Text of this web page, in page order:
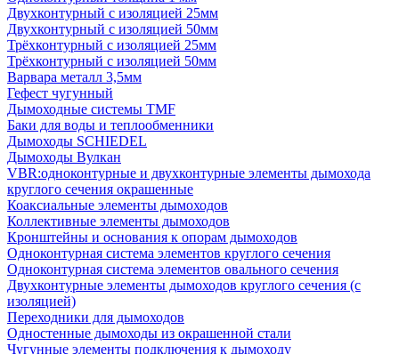
Двухконтурный с изоляцией 25мм
Двухконтурный с изоляцией 50мм
Трёхконтурный с изоляцией 25мм
Трёхконтурный с изоляцией 50мм
Варвара металл 3,5мм
Гефест чугунный
Дымоходные системы TMF
Баки для воды и теплообменники
Дымоходы SCHIEDEL
Дымоходы Вулкан
VBR:одноконтурные и двухконтурные элементы дымохода
круглого сечения окрашенные
Коаксиальные элементы дымоходов
Коллективные элементы дымоходов
Кронштейны и основания к опорам дымоходов
Одноконтурная система элементов круглого сечения
Одноконтурная система элементов овального сечения
Двухконтурные элементы дымоходов круглого сечения (с
изоляцией)
Переходники для дымоходов
Одностенные дымоходы из окрашенной стали
Чугунные элементы подключения к дымоходу